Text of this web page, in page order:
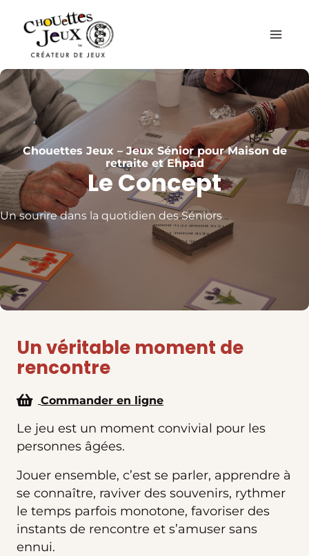
contenu
Chouettes Jeux – Jeux Sénior pour Maison de
retraite et Ehpad
Le Concept
Un sourire dans la quotidien des Séniors
Un véritable moment de
rencontre
Commander en ligne
Le jeu est un moment convivial pour les
personnes âgées.
Jouer ensemble, c’est se parler, apprendre à
se connaître, raviver des souvenirs, rythmer
le temps parfois monotone, favoriser des
instants de rencontre et s’amuser sans
ennui.